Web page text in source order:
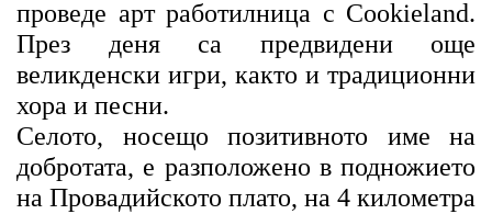
проведе арт работилница с Cookieland.
През деня са предвидени още
великденски игри, както и традиционни
хора и песни.
Селото, носещо позитивното име на
добротата, е разположено в подножието
на Провадийското плато, на 4 километра